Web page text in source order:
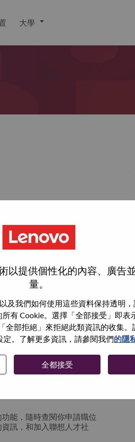
以提供個性化的內容、廣告
量。
及我們如何使用這些資料保持透明
有 Cookie。選擇「全部接受」即表
全部拒絕」來拒絕此類資訊的收集。
。了解更多資訊，請參閱我們的隱
全都接受
大學
重新設定你的登入資料
hrsupport@lenovo.com請
的問題和附上截圖。我們
能，隨時查閱你申請職位
訊，和加入聯想人才社